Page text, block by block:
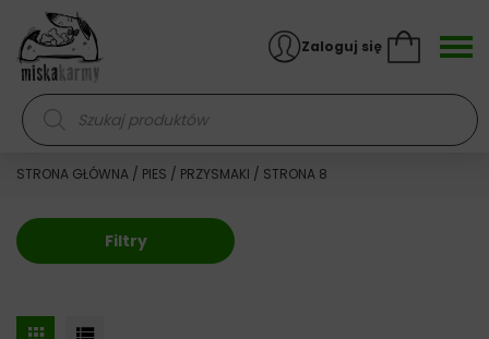
Skocz do treści
Wyszukiwarka produktów
Zaloguj się
STRONA GŁÓWNA / PIES / PRZYSMAKI / STRONA 8
Filtry